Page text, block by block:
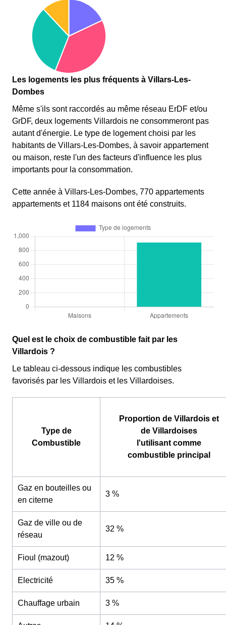
Les logements les plus fréquents à Villars-Les-
Dombes
Même s'ils sont raccordés au même réseau ErDF et/ou
GrDF, deux logements Villardois ne consommeront pas
autant d'énergie. Le type de logement choisi par les
habitants de Villars-Les-Dombes, à savoir appartement
ou maison, reste l'un des facteurs d'influence les plus
importants pour la consommation.
Cette année à Villars-Les-Dombes, 770 appartements
appartements et 1184 maisons ont été construits.
Quel est le choix de combustible fait par les
Villardois ?
Le tableau ci-dessous indique les combustibles
favorisés par les Villardois et les Villardoises.
Type de
Combustible
Proportion de Villardois et
de Villardoises
l'utilisant comme
combustible principal
Gaz en bouteilles ou
en citerne
3 %
Gaz de ville ou de
réseau
32 %
Fioul (mazout) 12 %
Electricité 35 %
Chauffage urbain 3 %